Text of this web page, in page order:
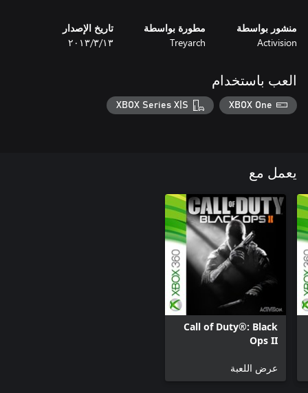
منشور بواسطة
Activision
مطورة بواسطة
Treyarch
تاريخ الإصدار
١٣‏/٣‏/٢٠١٣
العب باستخدام
XBOX One
XBOX Series X|S
يعمل مع
Call of Duty®: Black
Ops II
عرض اللعبة